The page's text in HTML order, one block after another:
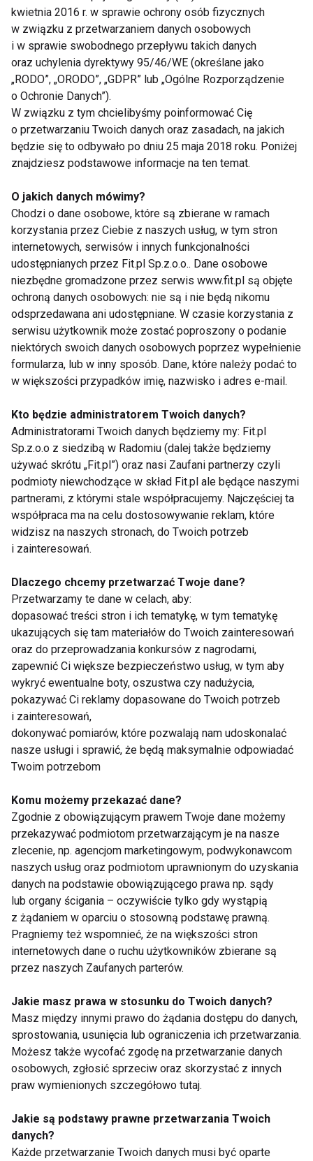
zawodowych sportowców, których stawy każdego
dnia muszą sobie radzić z ogromnymi obciążeniami.
Chcesz w pełni korzystać z aktywnego trybu życia –
zadbaj o swoje stawy, szyję, kręgosłup z
KolagenCito firmy Reutter. Do ładnej, wysportowanej
figury staraj się mieć także aksamitną cerę, piękne
włosy.
Dobroczynny KolagenCito znajdziesz w dobrej cenie
w aptekach i sklepach medyczno-zielarskich.
KolagenCito jest chroniony prawem patentowym na
świecie.
KRĘGOSŁUP STAWY AKTYWNI
ZDROWIE PUBLICZNE ZDROWIE
Kręgosłup
Siedzący tryb życia a
ból kręgosłupa –
ćwiczenia, które warto
Najlepsze ćwiczenia
na mocny core: jak
obciążania kręgosłupa
Ćwiczenia na zdrowy
kręgosłup: Prosty
program, który
pomoże wzmocnić
mięśnie pleców i
poprawić postawę
Problemy z
kręgosłupem? To
musisz wiedzieć,
na operację
Pokaż więcej
Stawy
Kłótnie przy
świątecznym stole -
Zdrowy egoizm i
asertywne stawianie
granic pomogą
Wybierz najlepszy
kolagen na stawy w
przepis na zdrowe
stawy
w stanie stawić czoła
lockdownowi
kwietnia 2016 r. w sprawie ochrony osób fizycznych
w związku z przetwarzaniem danych osobowych
i w sprawie swobodnego przepływu takich danych
oraz uchylenia dyrektywy 95/46/WE (określane jako
„RODO”, „ORODO”, „GDPR” lub „Ogólne Rozporządzenie
o Ochronie Danych”).
W związku z tym chcielibyśmy poinformować Cię
o przetwarzaniu Twoich danych oraz zasadach, na jakich
będzie się to odbywało po dniu 25 maja 2018 roku. Poniżej
znajdziesz podstawowe informacje na ten temat.
O jakich danych mówimy?
Chodzi o dane osobowe, które są zbierane w ramach
korzystania przez Ciebie z naszych usług, w tym stron
internetowych, serwisów i innych funkcjonalności
udostępnianych przez Fit.pl Sp.z.o.o.. Dane osobowe
niezbędne gromadzone przez serwis www.fit.pl są objęte
ochroną danych osobowych: nie są i nie będą nikomu
odsprzedawana ani udostępniane. W czasie korzystania z
serwisu użytkownik może zostać poproszony o podanie
niektórych swoich danych osobowych poprzez wypełnienie
formularza, lub w inny sposób. Dane, które należy podać to
w większości przypadków imię, nazwisko i adres e-mail.
Kto będzie administratorem Twoich danych?
Administratorami Twoich danych będziemy my: Fit.pl
Sp.z.o.o z siedzibą w Radomiu (dalej także będziemy
używać skrótu „Fit.pl”) oraz nasi Zaufani partnerzy czyli
podmioty niewchodzące w skład Fit.pl ale będące naszymi
partnerami, z którymi stale współpracujemy. Najczęściej ta
współpraca ma na celu dostosowywanie reklam, które
widzisz na naszych stronach, do Twoich potrzeb
i zainteresowań.
Dlaczego chcemy przetwarzać Twoje dane?
Przetwarzamy te dane w celach, aby:
dopasować treści stron i ich tematykę, w tym tematykę
ukazujących się tam materiałów do Twoich zainteresowań
oraz do przeprowadzania konkursów z nagrodami,
zapewnić Ci większe bezpieczeństwo usług, w tym aby
wykryć ewentualne boty, oszustwa czy nadużycia,
pokazywać Ci reklamy dopasowane do Twoich potrzeb
i zainteresowań,
dokonywać pomiarów, które pozwalają nam udoskonalać
nasze usługi i sprawić, że będą maksymalnie odpowiadać
Twoim potrzebom
Komu możemy przekazać dane?
Zgodnie z obowiązującym prawem Twoje dane możemy
przekazywać podmiotom przetwarzającym je na nasze
zlecenie, np. agencjom marketingowym, podwykonawcom
naszych usług oraz podmiotom uprawnionym do uzyskania
danych na podstawie obowiązującego prawa np. sądy
lub organy ścigania – oczywiście tylko gdy wystąpią
z żądaniem w oparciu o stosowną podstawę prawną.
Pragniemy też wspomnieć, że na większości stron
internetowych dane o ruchu użytkowników zbierane są
przez naszych Zaufanych parterów.
Jakie masz prawa w stosunku do Twoich danych?
Masz między innymi prawo do żądania dostępu do danych,
sprostowania, usunięcia lub ograniczenia ich przetwarzania.
Możesz także wycofać zgodę na przetwarzanie danych
osobowych, zgłosić sprzeciw oraz skorzystać z innych
praw wymienionych szczegółowo tutaj.
Jakie są podstawy prawne przetwarzania Twoich
danych?
Każde przetwarzanie Twoich danych musi być oparte